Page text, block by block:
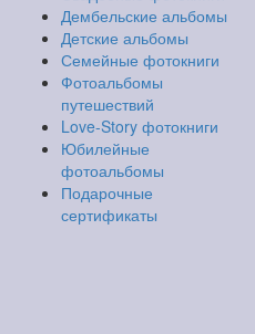
Дембельские альбомы
Детские альбомы
Семейные фотокниги
Фотоальбомы
путешествий
Love-Story фотокниги
Юбилейные
фотоальбомы
Подарочные
сертификаты